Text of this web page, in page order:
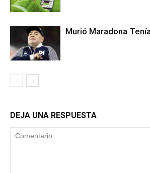
Murió Maradona
DEJA UNA RESPUESTA